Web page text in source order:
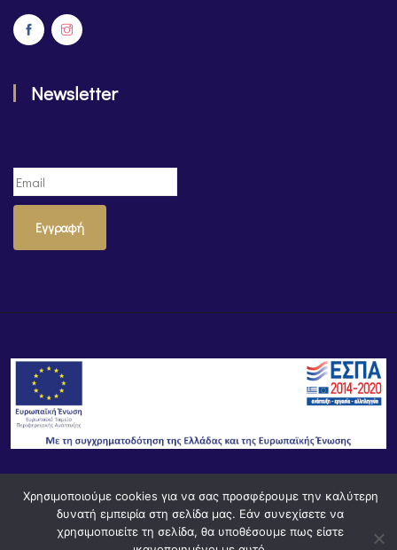
Newsletter
Εγγραφή
© Powered byKnowledge AE
Χρησιμοποιούμε cookies για να σας προσφέρουμε την καλύτερη
δυνατή εμπειρία στη σελίδα μας. Εάν συνεχίσετε να
χρησιμοποιείτε τη σελίδα, θα υποθέσουμε πως είστε